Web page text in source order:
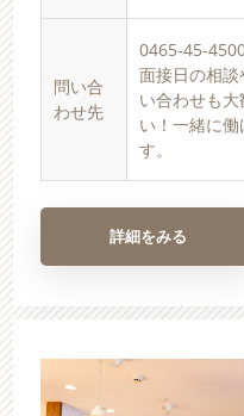
問い合
わせ先
0465-45-
面接日の相
い合わせも
い！一緒に
す。
詳細をみる